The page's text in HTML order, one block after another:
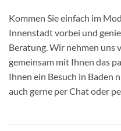
Kommen Sie einfach im
Innenstadt vorbei und
Beratung. Wir nehmen uns
gemeinsam mit Ihnen das
Ihnen ein Besuch in Baden
auch gerne per Chat oder